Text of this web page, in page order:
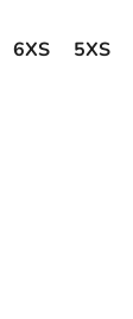
6XS 5XS